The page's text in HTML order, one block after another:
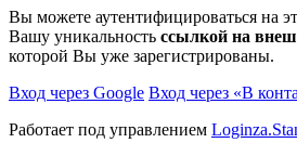
Вы можете аутентифицироваться на
Вашу уникальность ссылкой на
которой Вы уже зарегистрированы.
Вход через Google Вход через «В
Работает под управлением